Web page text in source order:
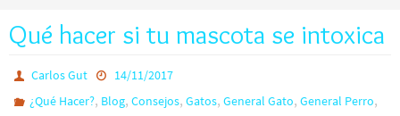
Qué hacer si tu mascota se intoxica
Carlos Gut
14/11/2017
¿Qué Hacer?, Blog,Consejos,Gatos,General Gato,General Perro,